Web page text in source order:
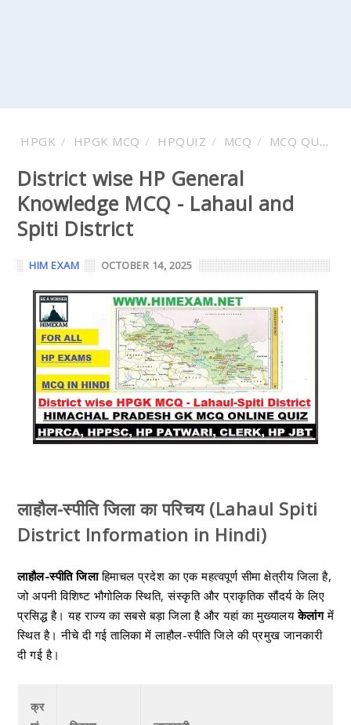
HPGK HPGK MCQ HPQUIZ MCQ MCQ QUESTION AND ANSWER
District wise HP General
Knowledge MCQ - Lahaul and
Spiti District
HIM EXAM OCTOBER 14, 2025
लाहौल-स्पीति जिला का परिचय (Lahaul Spiti
District Information in Hindi)
लाहौल-स्पीति जिलाहिमाचल प्रदेश का एक महत्वपूर्ण सीमा क्षेत्रीय जिला है,
जो अपनी विशिष्ट भौगोलिक स्थिति, संस्कृति और प्राकृतिक सौंदर्य के लिए
प्रसिद्ध है। यह राज्य का सबसे बड़ा जिला है और यहां का मुख्यालयकेलांगमें
स्थित है। नीचे दी गई तालिका में लाहौल-स्पीति जिले की प्रमुख जानकारी
दी गई है।
क्र